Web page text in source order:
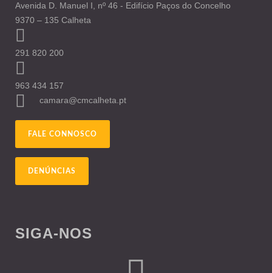
Avenida D. Manuel I, nº 46 - Edifício Paços do Concelho
9370 – 135 Calheta
291 820 200
963 434 157
camara@cmcalheta.pt
FALE CONNOSCO
DENÚNCIAS
SIGA-NOS